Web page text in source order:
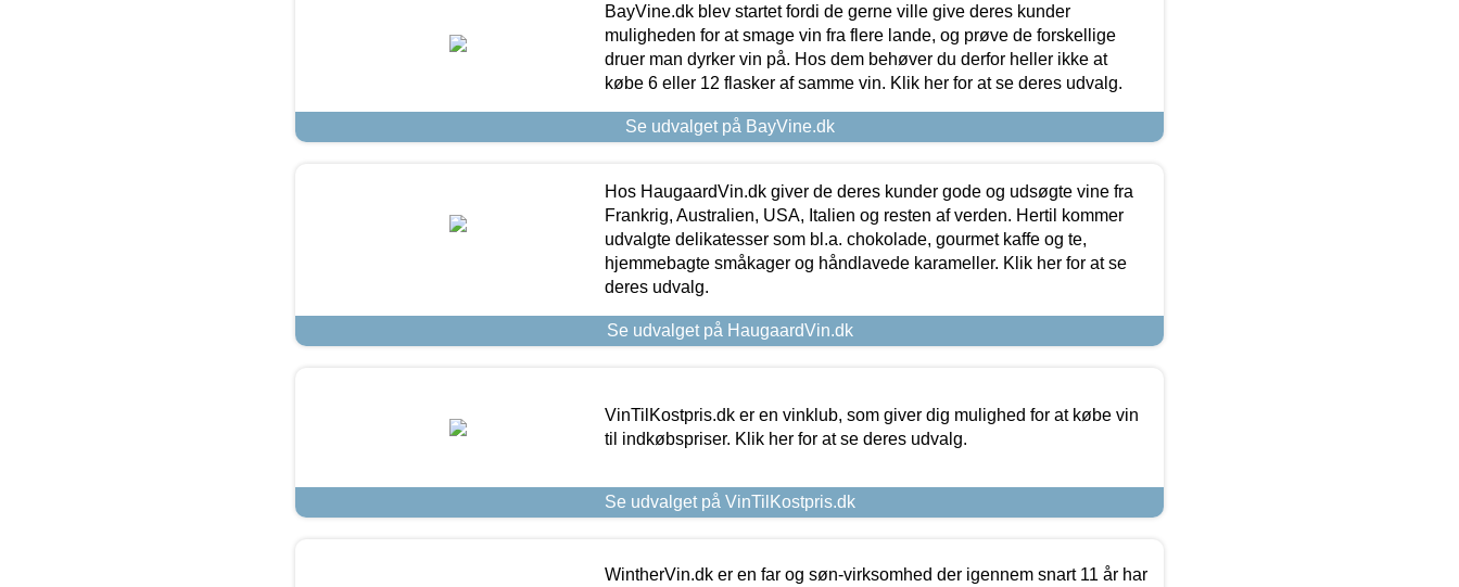
BayVine.dk blev startet fordi de gerne ville give deres kunder
muligheden for at smage vin fra flere lande, og prøve de forskellige
druer man dyrker vin på. Hos dem behøver du derfor heller ikke at
købe 6 eller 12 flasker af samme vin. Klik her for at se deres udvalg.
Se udvalget på BayVine.dk
Hos HaugaardVin.dk giver de deres kunder gode og udsøgte vine fra
Frankrig, Australien, USA, Italien og resten af verden. Hertil kommer
udvalgte delikatesser som bl.a. chokolade, gourmet kaffe og te,
hjemmebagte småkager og håndlavede karameller. Klik her for at se
deres udvalg.
Se udvalget på HaugaardVin.dk
VinTilKostpris.dk er en vinklub, som giver dig mulighed for at købe vin
til indkøbspriser. Klik her for at se deres udvalg.
Se udvalget på VinTilKostpris.dk
WintherVin.dk er en far og søn-virksomhed der igennem snart 11 år har